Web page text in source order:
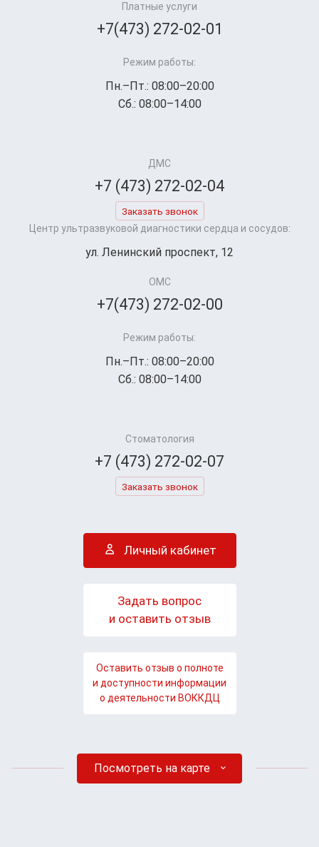
Платные услуги
+7(473) 272-02-01
Режим работы:
Пн.–Пт.: 08:00–20:00
Сб.: 08:00–14:00
ДМС
+7 (473) 272-02-04
Заказать звонок
Центр ультразвуковой диагностики сердца и сосудов:
ул. Ленинский проспект, 12
ОМС
+7(473) 272-02-00
Режим работы:
Пн.–Пт.: 08:00–20:00
Сб.: 08:00–14:00
Стоматология
+7 (473) 272-02-07
Заказать звонок
Личный кабинет
Задать вопрос
и оставить отзыв
Оставить отзыв о полноте
и доступности информации
о деятельности ВОККДЦ
Посмотреть на карте